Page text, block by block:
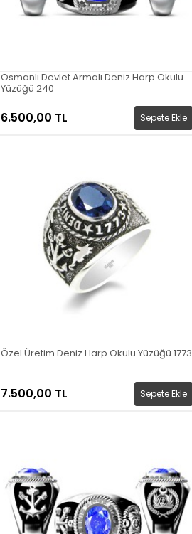
Osmanlı Devlet Armalı Deniz Harp Okulu
Yüzüğü 240
6.500,00 TL Sepete Ekle
Özel Üretim Deniz Harp Okulu Yüzüğü 1773
7.500,00 TL Sepete Ekle